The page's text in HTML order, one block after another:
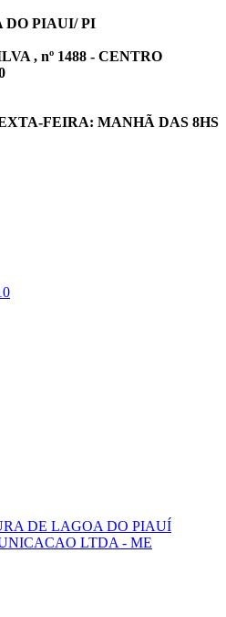
DO PIAUI/ PI
, nº 1488 - CENTRO
FEIRA: MANHÃ DAS 8HS
DE LAGOA DO PIAUÍ
LTDA - ME